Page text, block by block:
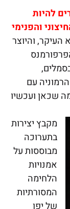
להיות
והפנימי
העיקר, והיוצר
עם
שכאן ועכשיו
מקבץ יצירות
בתערוכה
מבוססות על
אמנויות
הלחימה
המסורתיות
של יפן